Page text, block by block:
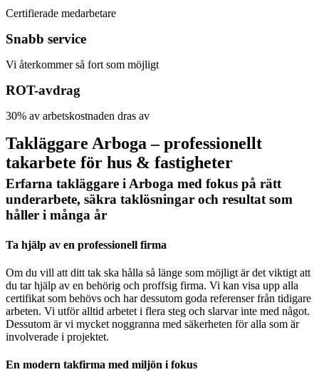
Certifierade medarbetare
Snabb service
Vi återkommer så fort som möjligt
ROT-avdrag
30% av arbetskostnaden dras av
Takläggare Arboga – professionellt
takarbete för hus & fastigheter
Erfarna takläggare i Arboga med fokus på rätt
underarbete, säkra taklösningar och resultat som
håller i många år
Ta hjälp av en professionell firma
Om du vill att ditt tak ska hålla så länge som möjligt är det viktigt att
du tar hjälp av en behörig och proffsig firma. Vi kan visa upp alla
certifikat som behövs och har dessutom goda referenser från tidigare
arbeten. Vi utför alltid arbetet i flera steg och slarvar inte med något.
Dessutom är vi mycket noggranna med säkerheten för alla som är
involverade i projektet.
En modern takfirma med miljön i fokus